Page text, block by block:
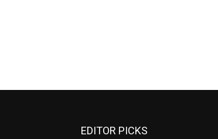
EDITOR PICKS